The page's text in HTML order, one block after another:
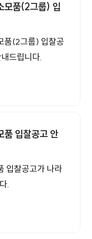
모품(2그룹) 입
품(2그룹) 입찰공
드립니다.
입찰공고 안
입찰공고가 나라
.